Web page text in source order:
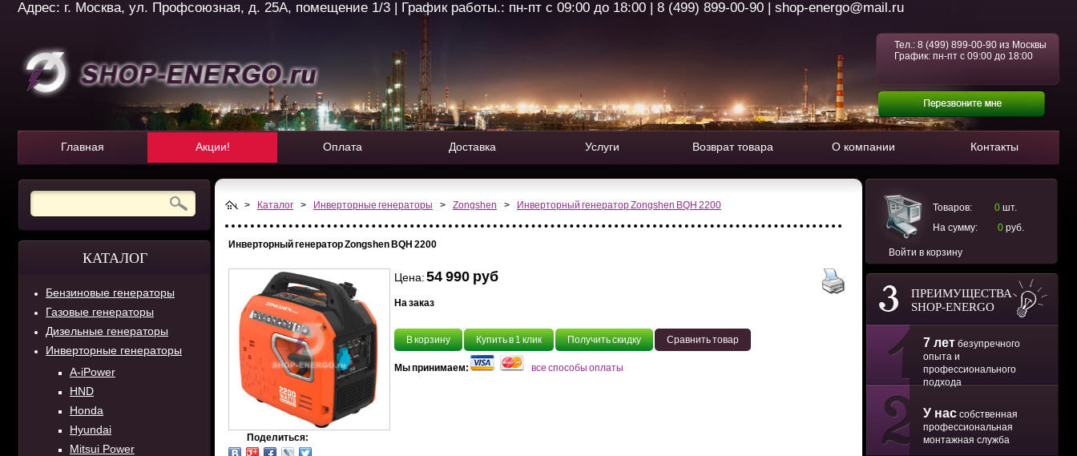
Адрес: г. Москва, ул. Профсоюзная, д. 25А, помещение 1/3 | График работы.: пн-пт с 09:00 до 18:00 | 8 (499) 899-00-90 | shop-energo@mail.ru
Тел.: 8 (499) 899-00-90 из Москвы
График: пн-пт с 09:00 до 18:00
Главная Акции! Оплата Доставка Услуги Возврат товара О компании Контакты
КАТАЛОГ
Бензиновые генераторы
Газовые генераторы
Дизельные генераторы
Инверторные генераторы
A-iPower
HND
Honda
Hyundai
Mitsui Power
Товаров: 0 шт.
На сумму:
0 руб.
Войти в корзину
ПРЕИМУЩЕСТВА
SHOP-ENERGO
7 лет безупречного
опыта и
профессионального
подхода
У нас собственная
профессиональная
монтажная служба
> Каталог > Инверторные генераторы > Zongshen > Инверторный генератор Zongshen BQH 2200
Инверторный генератор Zongshen BQH 2200
Цена:54 990 руб
На заказ
В корзину Купить в 1 клик Получить скидку Сравнить товар
Мы принимаем: все способы оплаты
Поделиться: